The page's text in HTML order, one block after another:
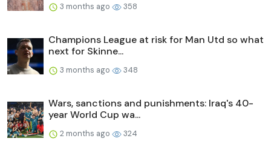
3 months ago 358
Champions League at risk for Man Utd so what
next for Skinne...
3 months ago 348
Wars, sanctions and punishments: Iraq's 40-
year World Cup wa...
2 months ago 324